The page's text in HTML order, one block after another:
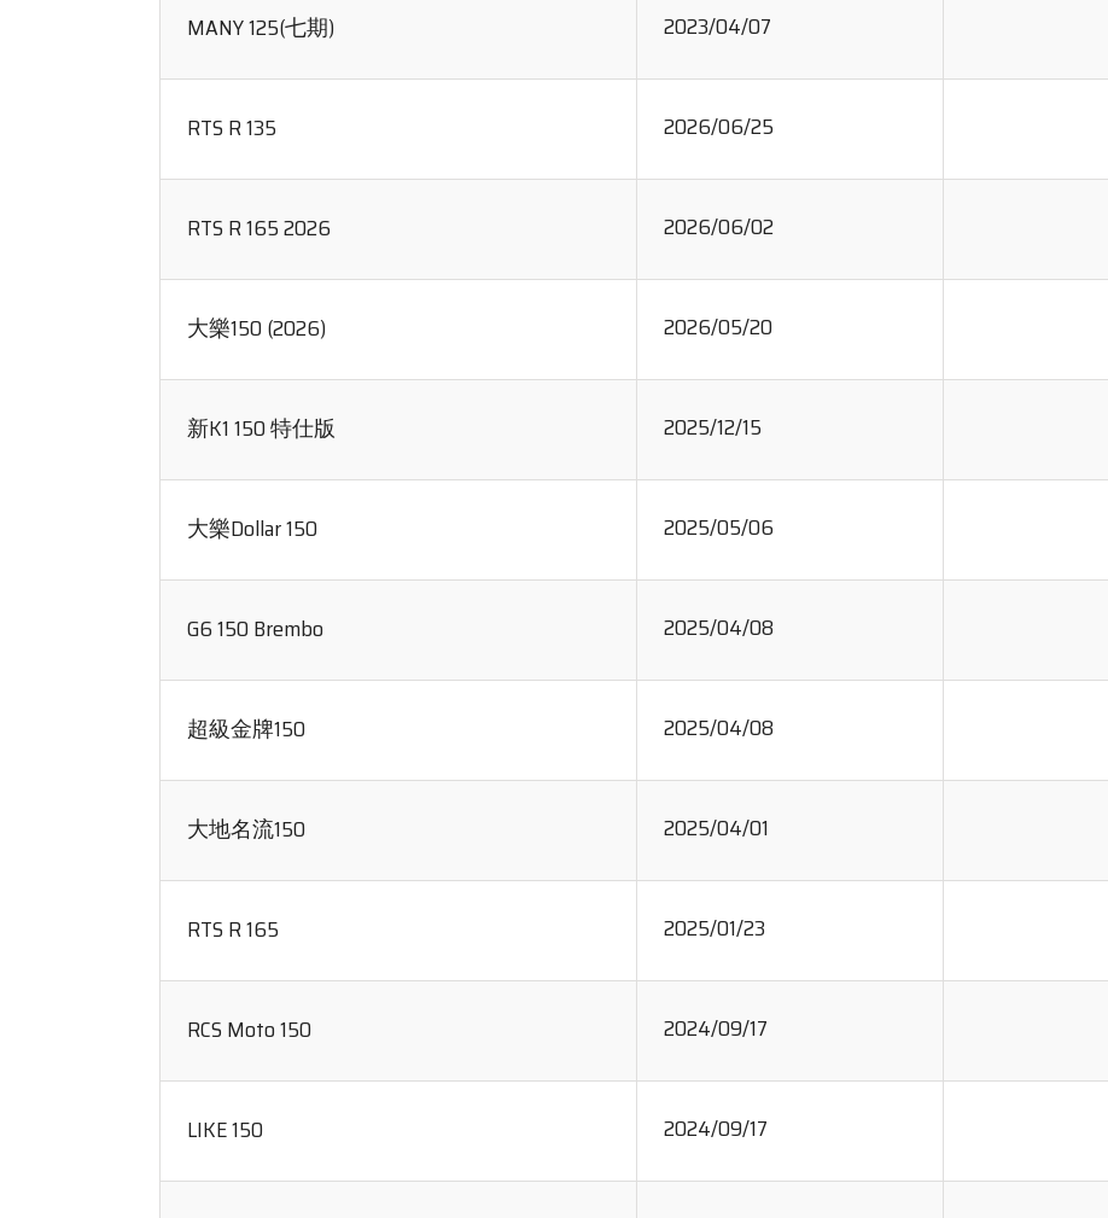
MANY 125(七期) 2023/04/07
RTS R 135 2026/06/25
RTS R 165 2026 2026/06/02
大樂150 (2026) 2026/05/20
新K1 150 特仕版 2025/12/15
大樂Dollar 150 2025/05/06
G6 150 Brembo 2025/04/08
超級金牌150 2025/04/08
大地名流150 2025/04/01
RTS R 165 2025/01/23
RCS Moto 150 2024/09/17
LIKE 150 2024/09/17